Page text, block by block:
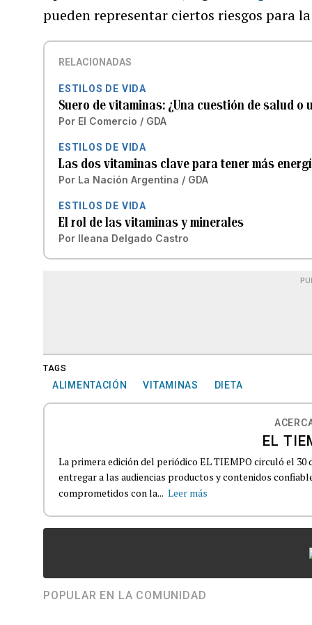
pueden representar ciertos riesgos para
RELACIONADAS
ESTILOS DE VIDA
Suero de vitaminas: ¿Una cuestión de salud o
Por El Comercio / GDA
ESTILOS DE VIDA
Las dos vitaminas clave para tener más
Por La Nación Argentina / GDA
ESTILOS DE VIDA
El rol de las vitaminas y minerales
Por Ileana Delgado Castro
TAGS
ALIMENTACIÓN VITAMINAS DIETA
EL
La primera edición del periódico EL TIEMPO circuló el 30
entregar a las audiencias productos y contenidos
comprometidos con la... Leer más
POPULAR EN LA COMUNIDAD